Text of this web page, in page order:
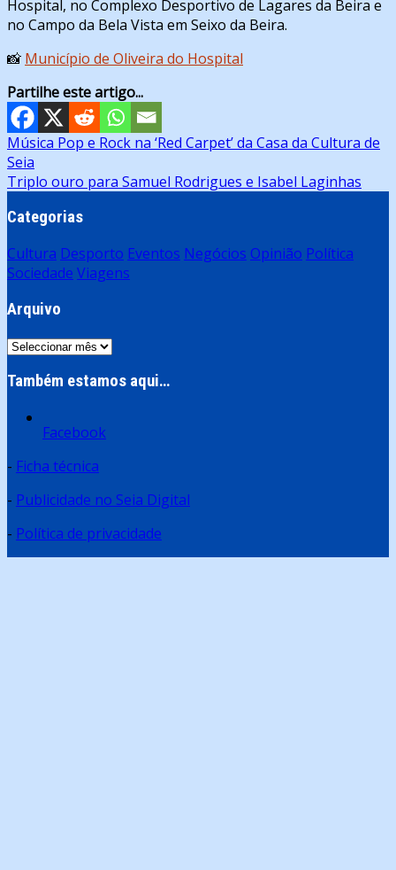
Hospital, no Complexo Desportivo de Lagares da Beira e
no Campo da Bela Vista em Seixo da Beira.
📸 Município de Oliveira do Hospital
Partilhe este artigo...
Navegação
de
artigos
Música Pop e Rock na ‘Red Carpet’ da Casa da Cultura de
Seia
Triplo ouro para Samuel Rodrigues e Isabel Laginhas
Categorias
Cultura Desporto Eventos Negócios Opinião Política
Sociedade Viagens
Arquivo
Arquivo
Também estamos aqui…
Facebook
- Ficha técnica
- Publicidade no Seia Digital
- Política de privacidade